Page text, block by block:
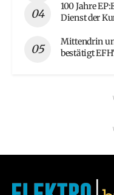
100 Jahre
Dienst der
Mittendrin
bestätigt